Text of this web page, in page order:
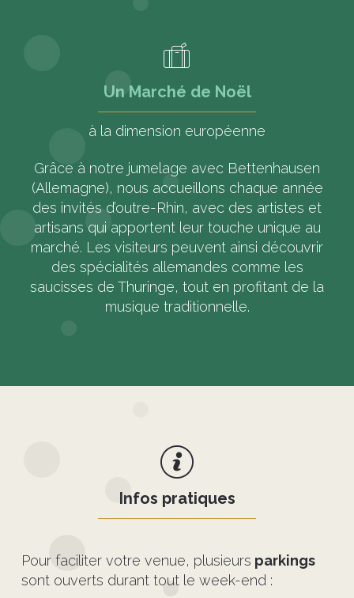
Un Marché de Noël
à la dimension européenne
Grâce à notre jumelage avec Bettenhausen
(Allemagne), nous accueillons chaque année
des invités d’outre-Rhin, avec des artistes et
artisans qui apportent leur touche unique au
marché. Les visiteurs peuvent ainsi découvrir
des spécialités allemandes comme les
saucisses de Thuringe, tout en profitant de la
musique traditionnelle.
Infos pratiques
Pour faciliter votre venue, plusieurs parkings
sont ouverts durant tout le week-end :